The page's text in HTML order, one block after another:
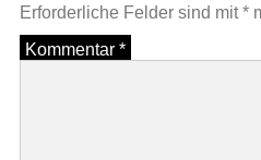
Erforderliche Felder sind mit*
Kommentar *